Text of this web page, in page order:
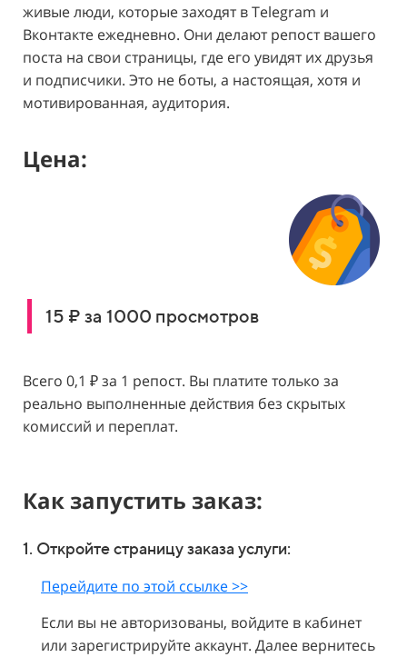
живые люди, которые заходят в Telegram и
Вконтакте ежедневно. Они делают репост вашего
поста на свои страницы, где его увидят их друзья
и подписчики. Это не боты, а настоящая, хотя и
мотивированная, аудитория.
Цена:
15 ₽ за 1000 просмотров
Всего 0,1 ₽ за 1 репост. Вы платите только за
реально выполненные действия без скрытых
комиссий и переплат.
Как запустить заказ:
1. Откройте страницу заказа услуги:
Перейдите по этой ссылке >>
Если вы не авторизованы, войдите в кабинет
или зарегистрируйте аккаунт. Далее вернитесь